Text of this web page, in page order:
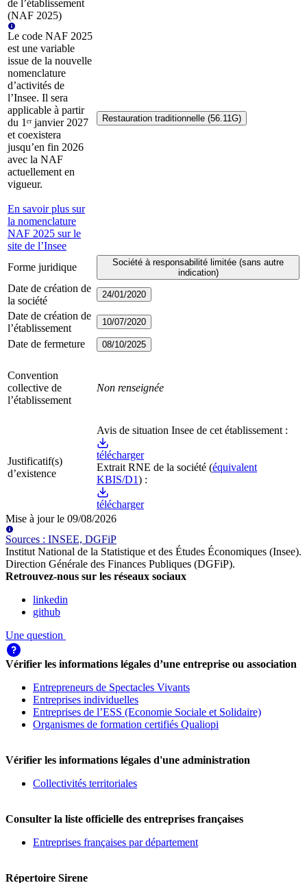
de l’établissement
(NAF 2025)
Le code NAF 2025
est une variable
issue de la nouvelle
nomenclature
d’activités de
l’Insee. Il sera
applicable à partir
du 1ᵉʳ janvier 2027
et coexistera
jusqu’en fin 2026
avec la NAF
actuellement en
vigueur.
En savoir plus sur
la nomenclature
NAF 2025 sur le
site de l’Insee
Restauration traditionnelle (56.11G)
Forme juridique
Société à responsabilité limitée (sans autre
indication)
Date de création de
la société
24/01/2020
Date de création de
l’établissement
10/07/2020
Date de fermeture 08/10/2025
Convention
collective de
l’établissement
Non renseignée
Justificatif(s)
d’existence
Avis de situation Insee de cet établissement :
télécharger
Extrait RNE de la société (équivalent
KBIS/D1) :
télécharger
Mise à jour le 09/08/2026
Sources : INSEE, DGFiP
Institut National de la Statistique et des Études Économiques (Insee).
Direction Générale des Finances Publiques (DGFiP).
Retrouvez-nous sur les réseaux sociaux
linkedin
github
Une question
Vérifier les informations légales d’une entreprise ou association
Entrepreneurs de Spectacles Vivants
Entreprises individuelles
Entreprises de l’ESS (Economie Sociale et Solidaire)
Organismes de formation certifiés Qualiopi
Vérifier les informations légales d'une administration
Collectivités territoriales
Consulter la liste officielle des entreprises françaises
Entreprises françaises par département
Répertoire Sirene